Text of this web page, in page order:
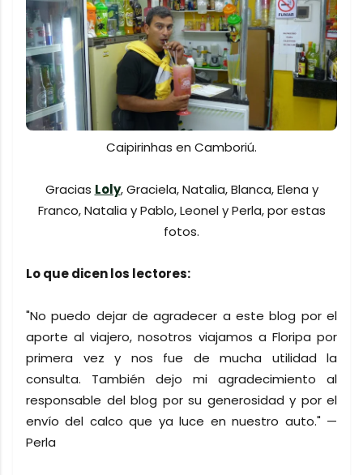
Caipirinhas en Camboriú.
Gracias Loly, Graciela, Natalia, Blanca, Elena y
Franco, Natalia y Pablo, Leonel y Perla, por estas
fotos.
Lo que dicen los lectores:
"No puedo dejar de agradecer a este blog por el
aporte al viajero, nosotros viajamos a Floripa por
primera vez y nos fue de mucha utilidad la
consulta. También dejo mi agradecimiento al
responsable del blog por su generosidad y por el
envío del calco que ya luce en nuestro auto." —
Perla